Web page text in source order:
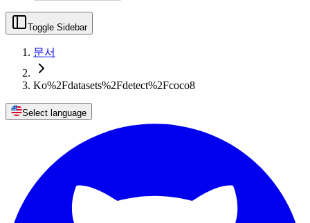
Toggle Sidebar
문서
Ko%2Fdatasets%2Fdetect%2Fcoco8
Select language